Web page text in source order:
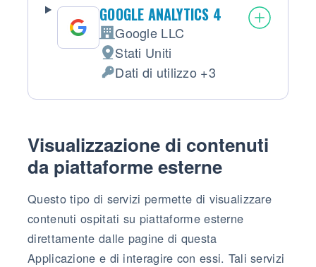
GOOGLE ANALYTICS 4
Azienda:
Google LLC
Luogo del trattamento:
Stati Uniti
Dati Personali trattati:
Dati di utilizzo +3
Visualizzazione di contenuti
da piattaforme esterne
Questo tipo di servizi permette di visualizzare
contenuti ospitati su piattaforme esterne
direttamente dalle pagine di questa
Applicazione e di interagire con essi. Tali servizi